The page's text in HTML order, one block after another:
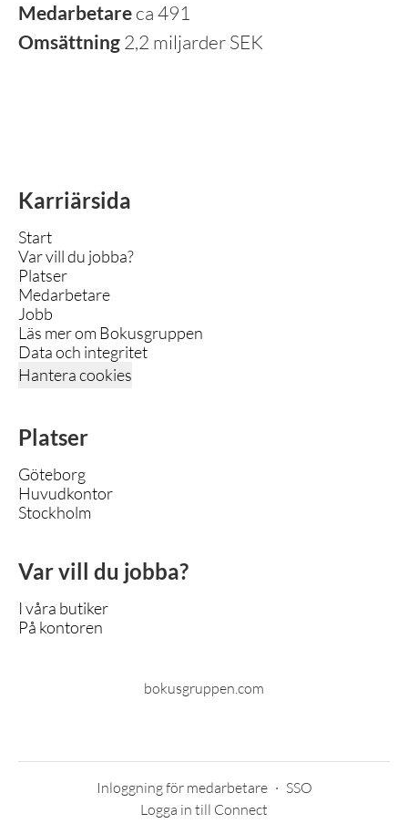
Medarbetare ca 491
Omsättning 2,2 miljarder SEK
Karriärsida
Start
Var vill du jobba?
Platser
Medarbetare
Jobb
Läs mer om Bokusgruppen
Data och integritet
Hantera cookies
Platser
Göteborg
Huvudkontor
Stockholm
Var vill du jobba?
I våra butiker
På kontoren
bokusgruppen.com
Inloggning för medarbetare · SSO
Logga in till Connect